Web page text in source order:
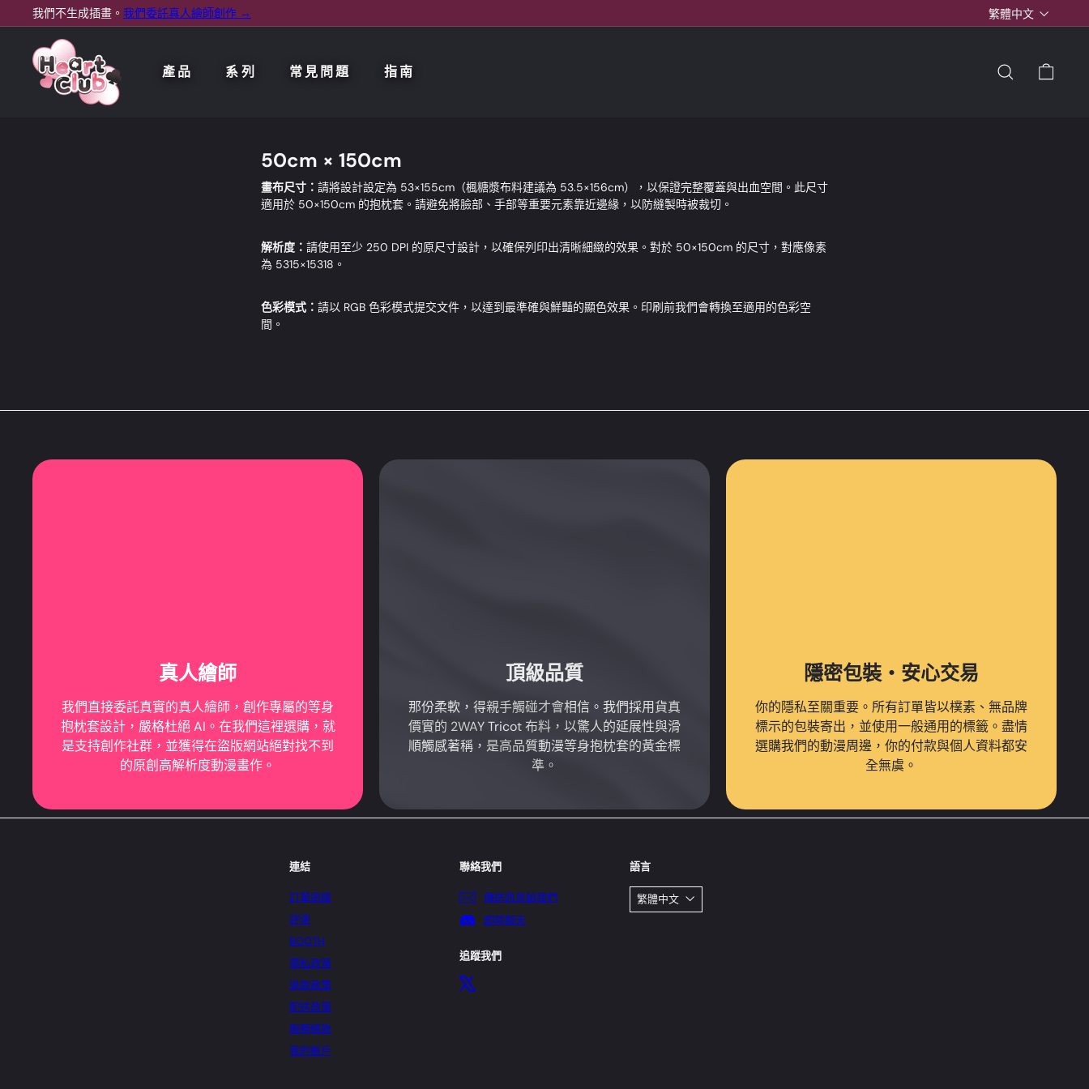
至
暫
輪
播
我們不生成插畫。 我們委託真人繪師創作 →
看看我們全新的委託指南 →
從新手指南開始 →
語
言
繁體中文
H
e
產品 系列 常見問題 指南 搜尋 購物
50cm × 150cm
畫布尺寸： 請將設計設定為 53×155cm（楓糖漿布料建議為 53.5×156cm），以保證完整覆蓋與出血空間。此尺寸
適用於 50×150cm 的抱枕套。請避免將臉部、手部等重要元素靠近邊緣，以防縫製時被裁切。
解析度： 請使用至少 250 DPI 的原尺寸設計，以確保列印出清晰細緻的效果。對於 50×150cm 的尺寸，對應像素
為 5315×15318。
色彩模式： 請以 RGB 色彩模式提交文件，以達到最準確與鮮豔的顯色效果。印刷前我們會轉換至適用的色彩空
間。
真人繪師
我們直接委託真實的真人繪師，創作專屬的等身
抱枕套設計，嚴格杜絕 AI。在我們這裡選購，就
是支持創作社群，並獲得在盜版網站絕對找不到
的原創高解析度動漫畫作。
頂級品質
那份柔軟，得親手觸碰才會相信。我們採用貨真
價實的 2WAY Tricot 布料，以驚人的延展性與滑
順觸感著稱，是高品質動漫等身抱枕套的黃金標
準。
隱密包裝・安心交易
你的隱私至關重要。所有訂單皆以樸素、無品牌
標示的包裝寄出，並使用一般通用的標籤。盡情
選購我們的動漫周邊，你的付款與個人資料都安
全無虞。
連結
訂單追蹤
評測
BOOTH
隱私政策
退款政策
配送政策
服務條款
我的帳戶
聯絡我們
傳送訊息給我們
即時聊天
追蹤我們
語言
繁體中文